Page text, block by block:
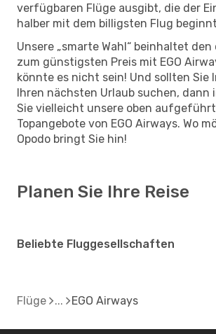
verfügbaren Flüge ausgibt, die der
halber mit dem billigsten Flug
Unsere „smarte Wahl“ beinhaltet
zum günstigsten Preis mit EGO
könnte es nicht sein! Und sollten Sie
Ihren nächsten Urlaub suchen, dann
Sie vielleicht unsere oben
Topangebote von EGO Airways. Wo
Opodo bringt Sie hin!
Planen Sie Ihre Reise
Beliebte Fluggesellschaften
Flüge EGO Airways